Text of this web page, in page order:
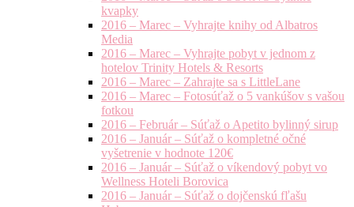
kvapky
2016 – Marec – Vyhrajte knihy od Albatros
Media
2016 – Marec – Vyhrajte pobyt v jednom z
hotelov Trinity Hotels & Resorts
2016 – Marec – Zahrajte sa s LittleLane
2016 – Marec – Fotosúťaž o 5 vankúšov s vašou
fotkou
2016 – Február – Súťaž o Apetito bylinný sirup
2016 – Január – Súťaž o kompletné očné
vyšetrenie v hodnote 120€
2016 – Január – Súťaž o víkendový pobyt vo
Wellness Hoteli Borovica
2016 – Január – Súťaž o dojčenskú fľašu